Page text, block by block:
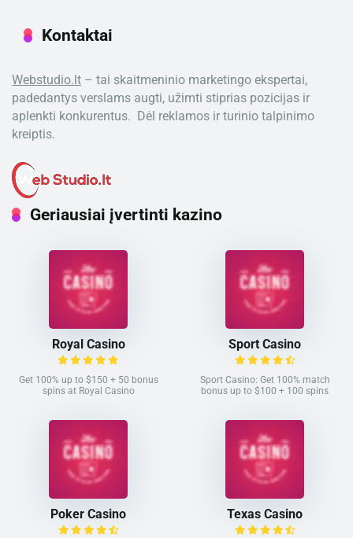
Kontaktai
Webstudio.lt – tai skaitmeninio marketingo ekspertai,
padedantys verslams augti, užimti stiprias pozicijas ir
aplenkti konkurentus. Dėl reklamos ir turinio talpinimo
kreiptis.
Geriausiai įvertinti kazino
Royal Casino
Get 100% up to $150 + 50 bonus
spins at Royal Casino
Sport Casino
Sport Casino: Get 100% match
bonus up to $100 + 100 spins
Poker Casino Texas Casino